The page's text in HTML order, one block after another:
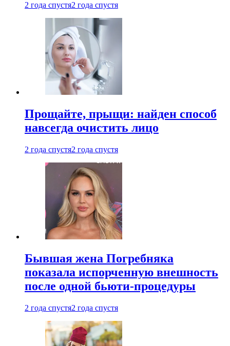
2 года спустя2 года спустя
Прощайте, прыщи: найден способ
навсегда очистить лицо
2 года спустя2 года спустя
Бывшая жена Погребняка
показала испорченную внешность
после одной бьюти-процедуры
2 года спустя2 года спустя